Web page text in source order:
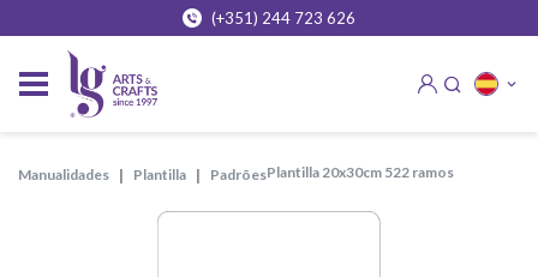
(+351) 244 723 626
manualidades plantilla padrões plantilla 20x30cm 522 ramos